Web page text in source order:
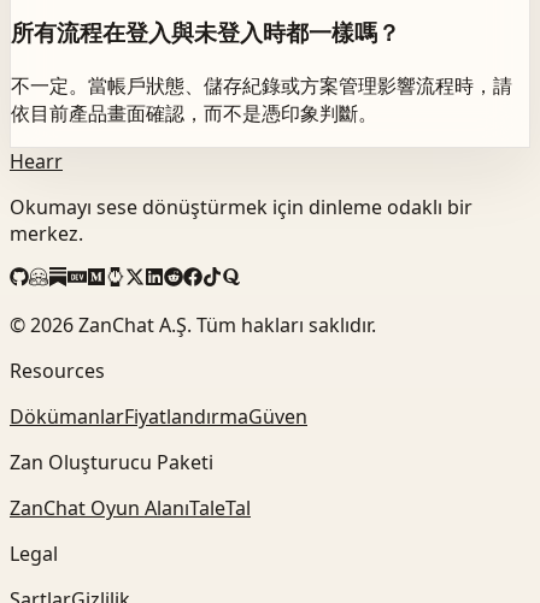
所有流程在登入與未登入時都一樣嗎？
不一定。當帳戶狀態、儲存紀錄或方案管理影響流程時，請
依目前產品畫面確認，而不是憑印象判斷。
Hearr
Okumayı sese dönüştürmek için dinleme odaklı bir
merkez.
©2026ZanChat A.Ş. Tüm hakları saklıdır.
Resources
DökümanlarFiyatlandırmaGüven
Zan Oluşturucu Paketi
ZanChat Oyun AlanıTaleTal
Legal